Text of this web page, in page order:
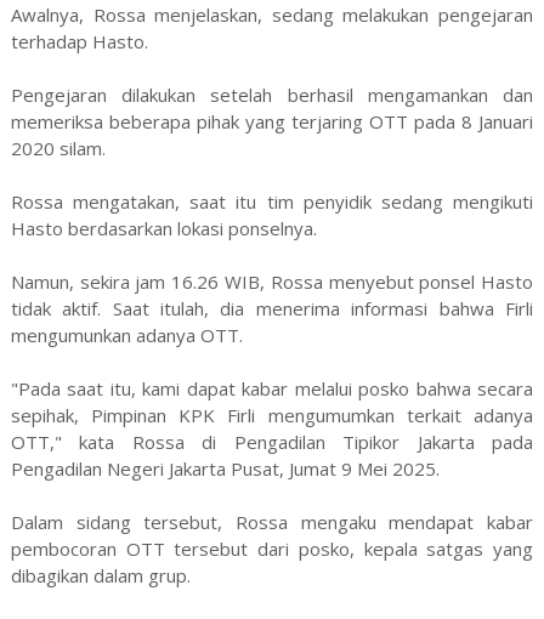
Awalnya, Rossa menjelaskan, sedang melakukan pengejaran
terhadap Hasto.
Pengejaran dilakukan setelah berhasil mengamankan dan
memeriksa beberapa pihak yang terjaring OTT pada 8 Januari
2020 silam.
Rossa mengatakan, saat itu tim penyidik sedang mengikuti
Hasto berdasarkan lokasi ponselnya.
Namun, sekira jam 16.26 WIB, Rossa menyebut ponsel Hasto
tidak aktif. Saat itulah, dia menerima informasi bahwa Firli
mengumunkan adanya OTT.
"Pada saat itu, kami dapat kabar melalui posko bahwa secara
sepihak, Pimpinan KPK Firli mengumumkan terkait adanya
OTT," kata Rossa di Pengadilan Tipikor Jakarta pada
Pengadilan Negeri Jakarta Pusat, Jumat 9 Mei 2025.
Dalam sidang tersebut, Rossa mengaku mendapat kabar
pembocoran OTT tersebut dari posko, kepala satgas yang
dibagikan dalam grup.